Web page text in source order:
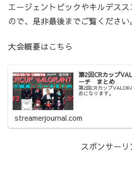
エージェントピックやキルデス
ので、是非最後までご覧ください。
大会概要はこちら
第2回CRカップ
ーチ まとめ
第2回CRカップ
めになります。
streamerjournal.com
スポンサーリ